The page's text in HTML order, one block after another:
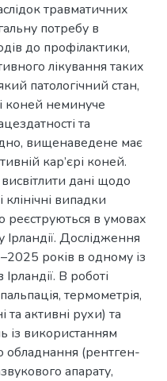
травматичних
потребу в
до профілактики,
лікування таких
патологічний стан,
коней неминуче
та
вищенаведене має
кар’єрі коней.
дані щодо
випадки
реєструються в умовах
Дослідження
років в одному із
В роботі
термометрія,
та активні рухи) та
із використанням
обладнання (рентген-
апарату,